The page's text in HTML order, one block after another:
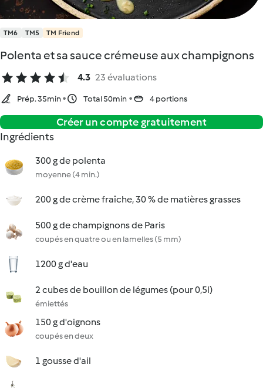
TM6 TM5 TM Friend
Polenta et sa sauce crémeuse aux champignons
4.3 23 évaluations
Prép. 35min Total 50min 4 portions
Créer un compte gratuitement
Ingrédients
300 g de polenta
moyenne (4 min.)
200 g de crème fraîche, 30 % de matières grasses
500 g de champignons de Paris
coupés en quatre ou en lamelles (5 mm)
1200 g d'eau
2 cubes de bouillon de légumes (pour 0,5l)
émiettés
150 g d'oignons
coupés en deux
1 gousse d'ail